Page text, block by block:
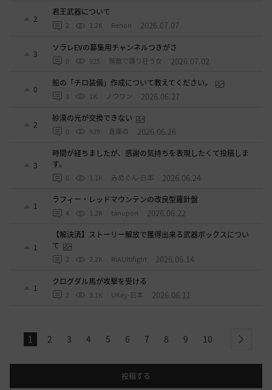
2
君王武器について
2 1.2K Renon 2026.07.07
3
ソラレEVの募集用チャンネルつきがさ
0 925 無敵で踊り狂う女 2026.07.02
0
船の「チロ装備」作成について教えてください。
3 1K ノウワン 2026.06.27
2
砂漠の光が交換できない
0 929 倉庫の 2026.06.26
3
時間が経ちましたが、感謝の気持ちを表現したくて投稿しま
す。
0 1.1K みめぐん-日本 2026.06.24
1
ラフィー・レッドマウンテンの改良型羅針盤
4 1.2K tanupon 2026.06.22
1
【解決済】ストーリー解放で獲得出来る武器ボックスについ
て
2 2.2K RiAUltifight 2026.06.14
1
クログダル馬が攻撃を受ける
2 3.1K UKey-日本 2026.06.11
1 2 3 4 5 6 7 8 9 10 next
投稿する